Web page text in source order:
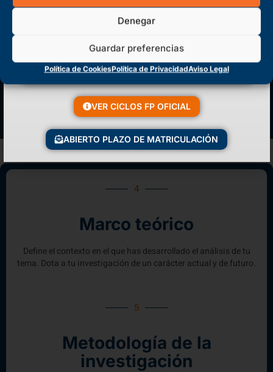
Denegar
Guardar preferencias
Política de CookiesPolítica de PrivacidadAviso Legal
FP
VER ARTÍCULO
4
Marco teórico
Define el contexto en el que has desarrollado el análisis de tu
tema. Dota a tu investigación de un carácter actual y de futuro.
5
Metodología de la
investigación
VER CICLOS FP OFICIAL
ABIERTO PLAZO DE MATRICULACIÓN